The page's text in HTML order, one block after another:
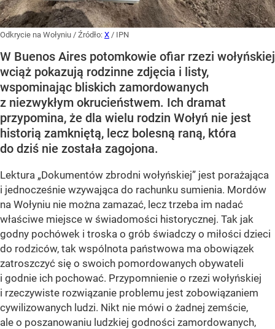
Odkrycie na Wołyniu / Źródło: X / IPN
W Buenos Aires potomkowie ofiar rzezi wołyńskiej
wciąż pokazują rodzinne zdjęcia i listy,
wspominając bliskich zamordowanych
z niezwykłym okrucieństwem. Ich dramat
przypomina, że dla wielu rodzin Wołyń nie jest
historią zamkniętą, lecz bolesną raną, która
do dziś nie została zagojona.
Lektura „Dokumentów zbrodni wołyńskiej” jest porażająca
i jednocześnie wzywająca do rachunku sumienia. Mordów
na Wołyniu nie można zamazać, lecz trzeba im nadać
właściwe miejsce w świadomości historycznej. Tak jak
godny pochówek i troska o grób świadczy o miłości dzieci
do rodziców, tak wspólnota państwowa ma obowiązek
zatroszczyć się o swoich pomordowanych obywateli
i godnie ich pochować. Przypomnienie o rzezi wołyńskiej
i rzeczywiste rozwiązanie problemu jest zobowiązaniem
cywilizowanych ludzi. Nikt nie mówi o żadnej zemście,
ale o poszanowaniu ludzkiej godności zamordowanych,